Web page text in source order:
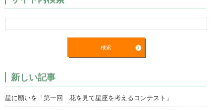
新しい記事
星に願いを「第一回 花を見て星座を考えるコンテスト」